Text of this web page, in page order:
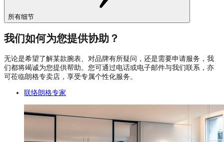
所有细节
我们如何为您提供协助？
无论是希望了解某款腕表、对品牌有所疑问，还是需要申请服务，我
们都将竭诚为您提供帮助。您可通过电话或电子邮件与我们联系，亦
可莅临朗格专卖店，享受专属个性化服务。
联络朗格专家